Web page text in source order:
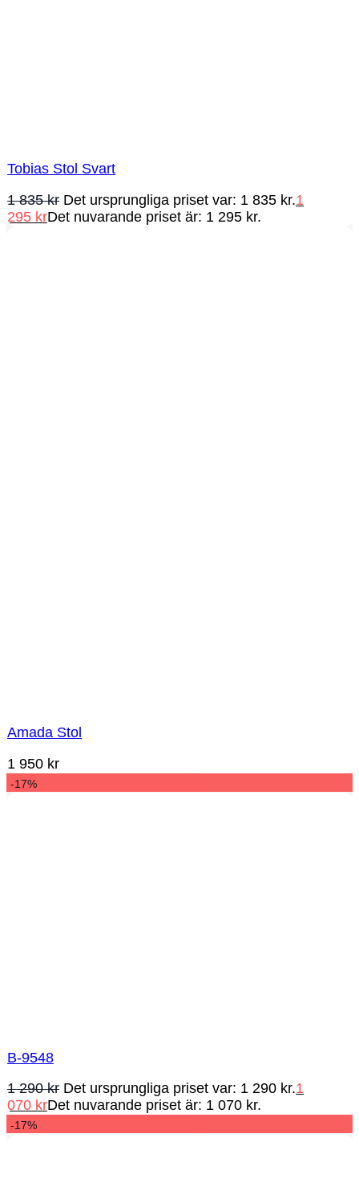
Tobias Stol Svart
1 835kr Det ursprungliga priset var: 1 835 kr.1
295 krDet nuvarande priset är: 1 295 kr.
Amada Stol
1 950 kr
-17%
B-9548
1 290kr Det ursprungliga priset var: 1 290 kr.1
070 krDet nuvarande priset är: 1 070 kr.
-17%